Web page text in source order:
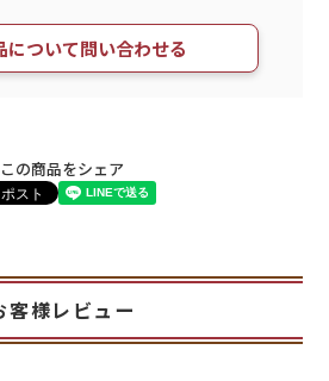
について問い合わせる
この商品をシェア
客様レビュー